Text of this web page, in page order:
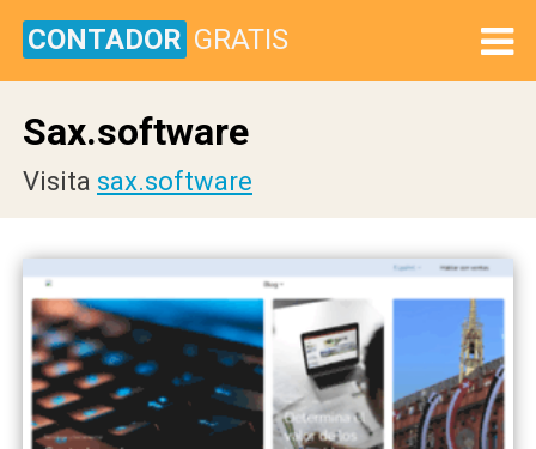
CONTADOR GRATIS
Sax.software
Visita sax.software